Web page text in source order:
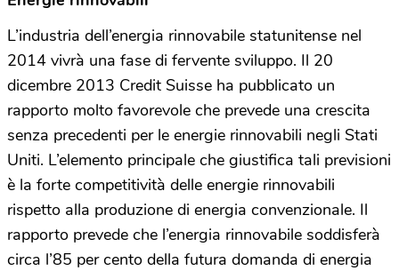
L’industria dell’energia rinnovabile statunitense nel
2014 vivrà una fase di fervente sviluppo. Il 20
dicembre 2013 Credit Suisse ha pubblicato un
rapporto molto favorevole che prevede una crescita
senza precedenti per le energie rinnovabili negli Stati
Uniti. L’elemento principale che giustifica tali previsioni
è la forte competitività delle energie rinnovabili
rispetto alla produzione di energia convenzionale. Il
rapporto prevede che l’energia rinnovabile soddisferà
circa l’85 per cento della futura domanda di energia